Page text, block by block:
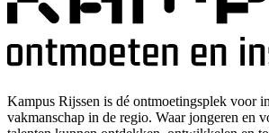
Kampus Rijssen is dé ontmoetingsplek voor
vakmanschap in de regio. Waar jongeren en